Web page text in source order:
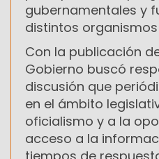
gubernamentales y
distintos
Con la publicación
Gobierno buscó
discusión que
en el ámbito
oficialismo y a la
acceso a la